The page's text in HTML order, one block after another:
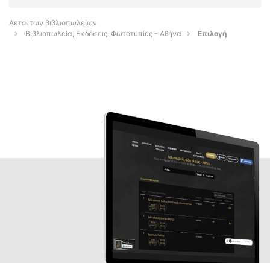
Αετοί των βιβλιοπωλείων
Βιβλιοπωλεία, Εκδόσεις, Φωτοτυπίες - Αθήνα
Επιλογή